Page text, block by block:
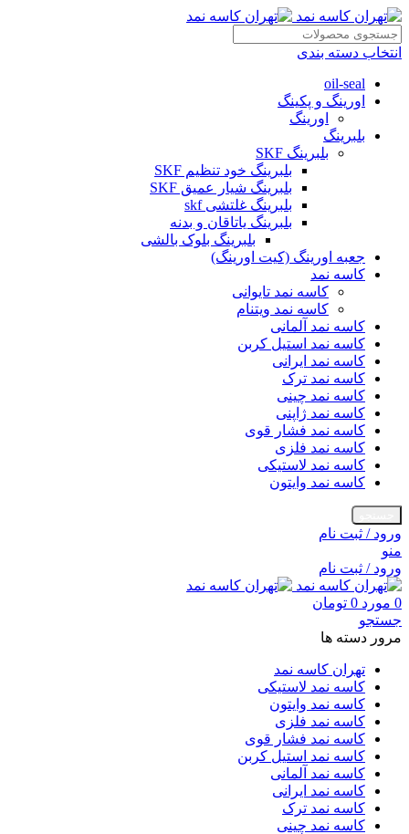
انتخاب دسته بندی
oil-seal
اورینگ و پکینگ
اورینگ
بلبرینگ
بلبرینگ SKF
بلبرینگ خود تنظیم SKF
بلبرینگ شیار عمیق SKF
بلبرینگ غلتشی skf
بلبرینگ یاتاقان و بدنه
بلبرینگ بلوک بالشی
جعبه اورینگ (کیت اورینگ)
کاسه نمد
کاسه نمد تایوانی
کاسه نمد ویتنام
کاسه نمد آلمانی
کاسه نمد استیل کربن
کاسه نمد ایرانی
کاسه نمد ترک
کاسه نمد چینی
کاسه نمد ژاپنی
کاسه نمد فشار قوی
کاسه نمد فلزی
کاسه نمد لاستیکی
کاسه نمد وایتون
ورود / ثبت نام
منو
ورود / ثبت نام
0 مورد 0 تومان
جستجو
مرور دسته ها
تهران کاسه نمد
کاسه نمد لاستیکی
کاسه نمد وایتون
کاسه نمد فلزی
کاسه نمد فشار قوی
کاسه نمد استیل کربن
کاسه نمد آلمانی
کاسه نمد ایرانی
کاسه نمد ترک
کاسه نمد چینی